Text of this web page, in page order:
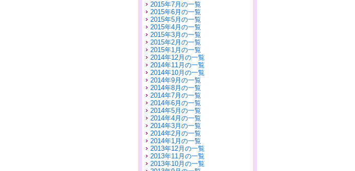
2015年7月の一覧
2015年6月の一覧
2015年5月の一覧
2015年4月の一覧
2015年3月の一覧
2015年2月の一覧
2015年1月の一覧
2014年12月の一覧
2014年11月の一覧
2014年10月の一覧
2014年9月の一覧
2014年8月の一覧
2014年7月の一覧
2014年6月の一覧
2014年5月の一覧
2014年4月の一覧
2014年3月の一覧
2014年2月の一覧
2014年1月の一覧
2013年12月の一覧
2013年11月の一覧
2013年10月の一覧